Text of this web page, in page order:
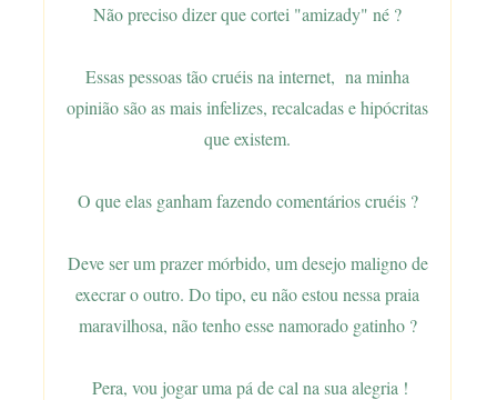
Não preciso dizer que cortei "amizady" né ?
Essas pessoas tão cruéis na internet, na minha
opinião são as mais infelizes, recalcadas e hipócritas
que existem.
O que elas ganham fazendo comentários cruéis ?
Deve ser um prazer mórbido, um desejo maligno de
execrar o outro. Do tipo, eu não estou nessa praia
maravilhosa, não tenho esse namorado gatinho ?
Pera, vou jogar uma pá de cal na sua alegria !